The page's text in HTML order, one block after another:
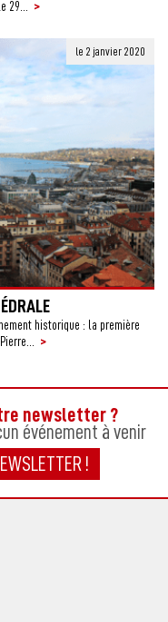
29...
>
le 2 janvier 2020
historique : la première
>
newsletter ?
événement à venir
!